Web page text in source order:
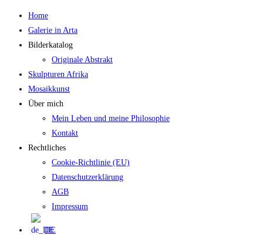
Zum
Inhalt
springen
Home
Galerie in Arta
Bilderkatalog
Originale Abstrakt
Skulpturen Afrika
Mosaikkunst
Über mich
Mein Leben und meine Philosophie
Kontakt
Rechtliches
Cookie-Richtlinie (EU)
Datenschutzerklärung
AGB
Impressum
DE